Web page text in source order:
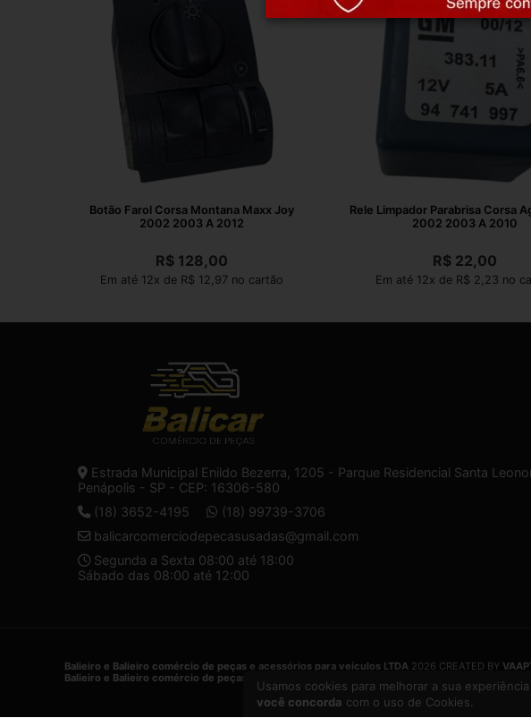
Botão Farol Corsa Montana Maxx Joy
2002 2003 A 2012
R$ 128,00
Em até 12x de R$ 12,97 no cartão
Rele Limpador Parabrisa Corsa
2002 2003 A 2010
R$22,00
Em até 12x de R$ 2,23 no
Estrada Municipal Enildo Bezerra, 1205 - Parque Residencial Santa
Penápolis - SP - CEP: 16306-580
(18) 3652-4195
(18) 99739-3706
balicarcomerciodepecasusadas@gmail.com
Segunda a Sexta 08:00 até 18:00
Sábado das 08:00 até 12:00
Balieiro e Balieiro comércio de peças e acessórios para veículos LTDA 2026 CREATED BY
Balieiro e Balieiro comércio de peças e acessórios para veículos LTDA
Usamos cookies para melhorar a sua
você concorda com o uso de Cookies.